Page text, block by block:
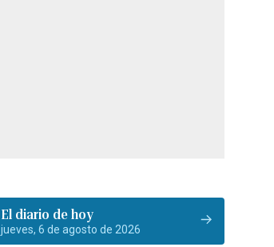
El diario de hoy
jueves, 6 de agosto de 2026